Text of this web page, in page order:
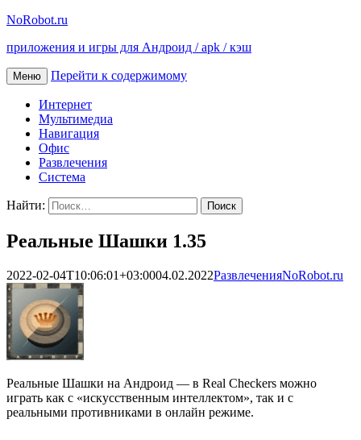
NoRobot.ru
приложения и игры для Андроид / apk / кэш
Меню Перейти к содержимому
Интернет
Мультимедиа
Навигация
Офис
Развлечения
Система
Найти:
Реальные Шашки 1.35
2022-02-04T10:06:01+03:0004.02.2022РазвлеченияNoRobot.ru
Реальные Шашки на Андроид — в Real Checkers можно
играть как с «искусственным интеллектом», так и с
реальными противниками в онлайн режиме.